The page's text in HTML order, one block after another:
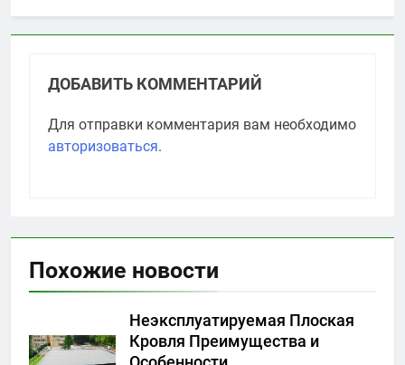
ДОБАВИТЬ КОММЕНТАРИЙ
Для отправки комментария вам необходимо
авторизоваться.
Похожие новости
Неэксплуатируемая Плоская
Кровля Преимущества и